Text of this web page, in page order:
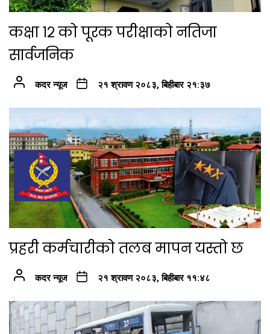
कक्षा १२ को पूरक परीक्षाको नतिजा
सार्वजनिक
कदर न्यूज २१ श्रावण २०८३, बिहीबार २१:३७
प्रहरी कर्मचारीको तलब मापन यस्तो छ
कदर न्यूज २१ श्रावण २०८३, बिहीबार ११:४८